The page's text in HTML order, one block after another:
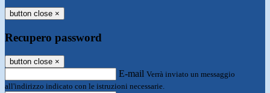
button close ×
Recupero password
button close ×
E-mail Verrà inviato un messaggio
all'indirizzo indicato con le istruzioni necessarie.